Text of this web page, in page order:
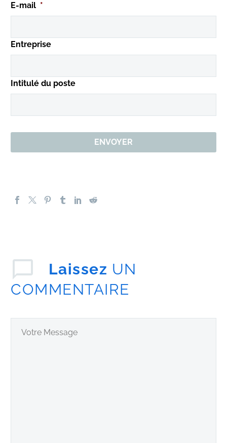
E-mail *
Entreprise
Intitulé du poste
Laissez UN
COMMENTAIRE